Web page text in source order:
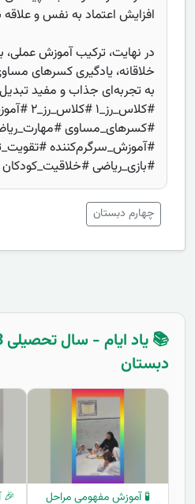
افزایش اعتماد به نفس و
در نهایت، ترکیب آموزش عملی،
به تجربه‌ای جذاب و مفید
#کسرهای_مساوی
#آموزش_سرگرم‌کننده
#بازی_ریاضی #خلاقیت_کودکان
چهارم دبستان
دبستان
🧪 آموزش مفهومی مراحل
🎉